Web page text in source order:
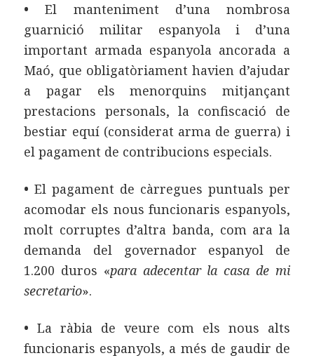
• El manteniment d’una nombrosa
guarnició militar espanyola i d’una
important armada espanyola ancorada a
Maó, que obligatòriament havien d’ajudar
a pagar els menorquins mitjançant
prestacions personals, la confiscació de
bestiar equí (considerat arma de guerra) i
el pagament de contribucions especials.
• El pagament de càrregues puntuals per
acomodar els nous funcionaris espanyols,
molt corruptes d’altra banda, com ara la
demanda del governador espanyol de
1.200 duros «para adecentar la casa de mi
secretario».
• La ràbia de veure com els nous alts
funcionaris espanyols, a més de gaudir de